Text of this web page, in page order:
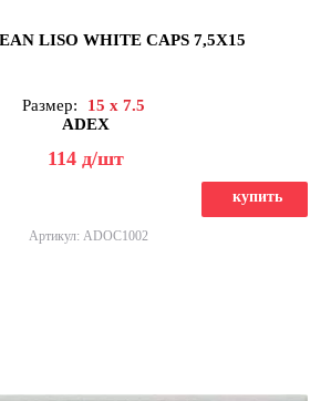
LISO WHITE CAPS 7,5X15
Размер:
15 x 7.5
ADEX
114 д/шт
купить
Артикул: ADOC1002